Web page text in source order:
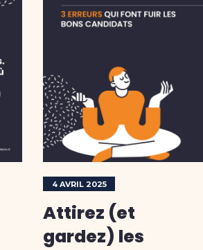
4 AVRIL 2025
Attirez (et
gardez) les